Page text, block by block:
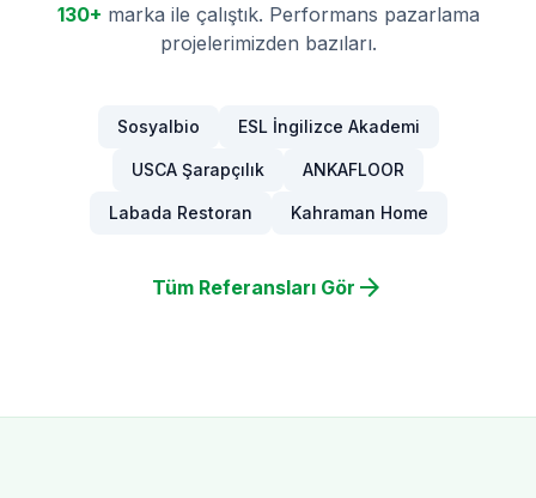
130+ marka ile çalıştık. Performans pazarlama
projelerimizden bazıları.
Sosyalbio ESL İngilizce Akademi
USCA Şarapçılık ANKAFLOOR
Labada Restoran Kahraman Home
Tüm Referansları Gör arrow_forward